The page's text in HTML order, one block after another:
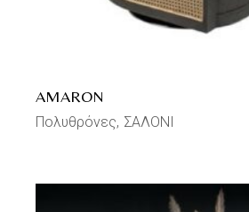
AMARON
Πολυθρόνες ΣΑΛΟΝΙ